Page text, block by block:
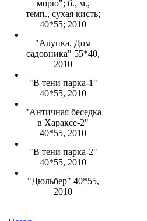
морю"; б., м.,
темп., сухая кисть;
40*55; 2010
"Алупка. Дом
садовника" 55*40,
2010
"В тени парка-1"
40*55, 2010
"Античная беседка
в Хараксе-2"
40*55, 2010
"В тени парка-2"
40*55, 2010
"Дюльбер" 40*55,
2010